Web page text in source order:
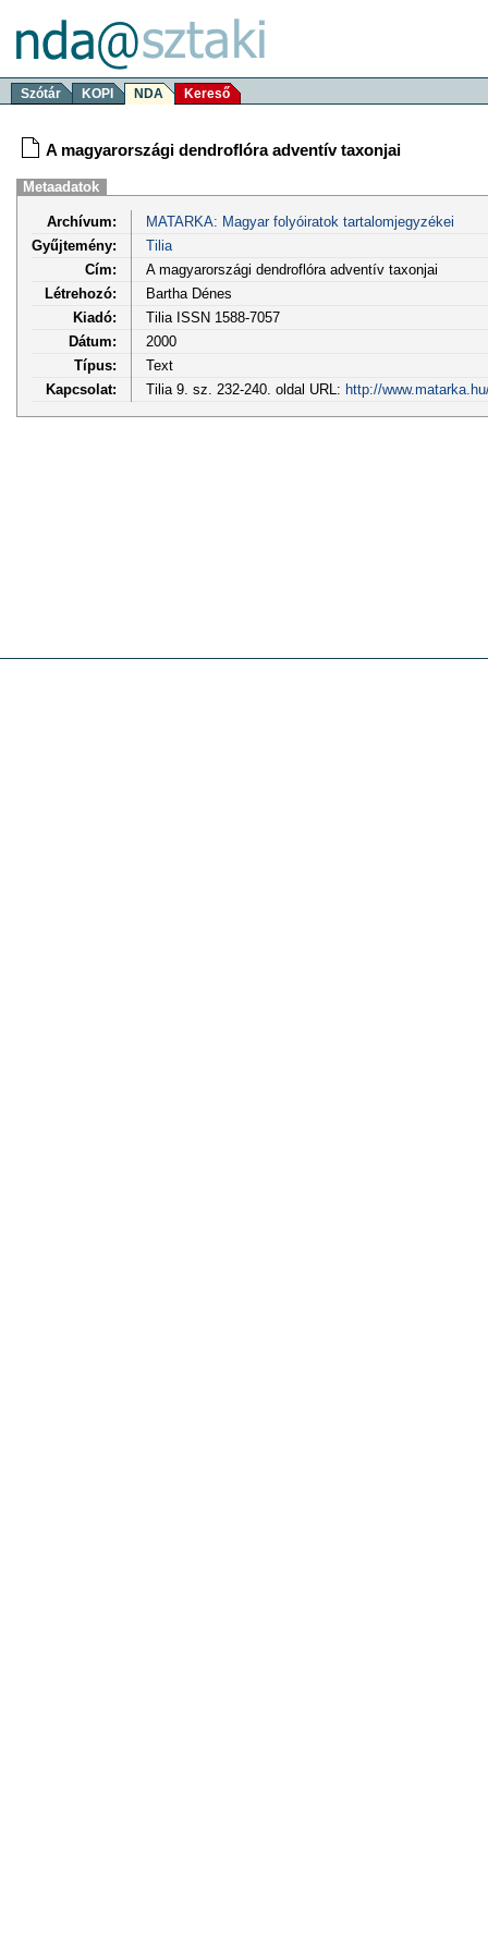
Szótár KOPI NDA Kereső
A magyarországi dendroflóra adventív taxonjai
Metaadatok
Archívum:
MATARKA: Magyar folyóiratok tartalomjegyzékei
Gyűjtemény:
Tilia
Cím:
A magyarországi dendroflóra adventív taxonjai
Létrehozó:
Bartha Dénes
Kiadó:
Tilia ISSN 1588-7057
Dátum:
2000
Típus:
Text
Kapcsolat:
Tilia 9. sz. 232-240. oldal URL: http://